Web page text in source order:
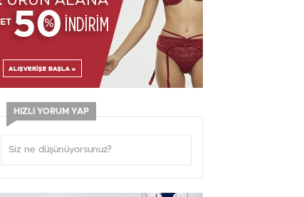
HIZLI YORUM YAP